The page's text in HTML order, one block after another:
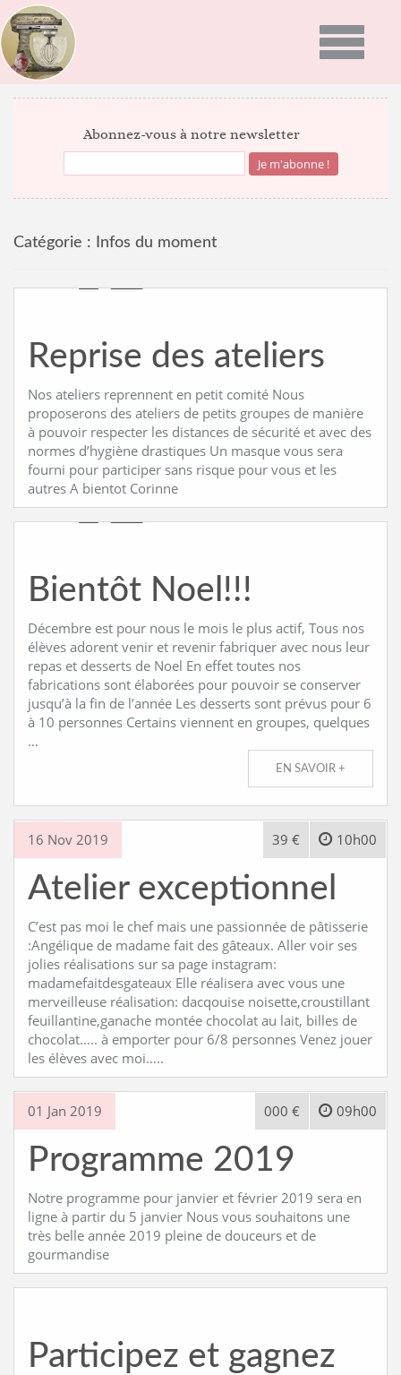
Toggle
PRÉSENTATION
PROGRAMMES
GALERIE PHOTO
ACTUALITÉS NEWS
INFOS DU MOMENT
BON CADEAU
CONTACT
Abonnez-vous à notre newsletter
Catégorie : Infos du moment
Reprise des ateliers
Nos ateliers reprennent en petit comité Nous
proposerons des ateliers de petits groupes de manière
à pouvoir respecter les distances de sécurité et avec des
normes d’hygiène drastiques Un masque vous sera
fourni pour participer sans risque pour vous et les
autres A bientot Corinne
Bientôt Noel!!!
Décembre est pour nous le mois le plus actif, Tous nos
élèves adorent venir et revenir fabriquer avec nous leur
repas et desserts de Noel En effet toutes nos
fabrications sont élaborées pour pouvoir se conserver
jusqu’à la fin de l’année Les desserts sont prévus pour 6
à 10 personnes Certains viennent en groupes, quelques
…
EN SAVOIR +
16 Nov 2019 10h00
39 €
Atelier exceptionnel
C’est pas moi le chef mais une passionnée de pâtisserie
:Angélique de madame fait des gâteaux. Aller voir ses
jolies réalisations sur sa page instagram:
madamefaitdesgateaux Elle réalisera avec vous une
merveilleuse réalisation: dacqouise noisette,croustillant
feuillantine,ganache montée chocolat au lait, billes de
chocolat….. à emporter pour 6/8 personnes Venez jouer
les élèves avec moi…..
01 Jan 2019 09h00
000 €
Programme 2019
Notre programme pour janvier et février 2019 sera en
ligne à partir du 5 janvier Nous vous souhaitons une
très belle année 2019 pleine de douceurs et de
gourmandise
Participez et gagnez